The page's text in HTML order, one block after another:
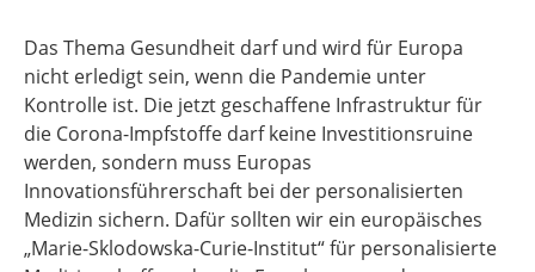
Das Thema Gesundheit darf und wird für Europa
nicht erledigt sein, wenn die Pandemie unter
Kontrolle ist. Die jetzt geschaffene Infrastruktur für
die Corona-Impfstoffe darf keine Investitionsruine
werden, sondern muss Europas
Innovationsführerschaft bei der personalisierten
Medizin sichern. Dafür sollten wir ein europäisches
„Marie-Sklodowska-Curie-Institut“ für personalisierte